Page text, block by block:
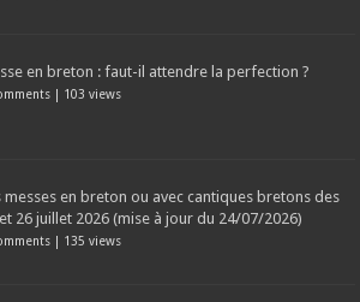
en breton : faut-il attendre la perfection ?
| 103 views
messes en breton ou avec cantiques bretons des
26 juillet 2026 (mise à jour du 24/07/2026)
| 135 views